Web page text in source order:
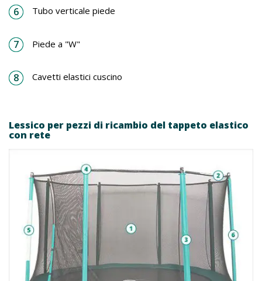
Tubo verticale piede
Piede a "W"
Cavetti elastici cuscino
Lessico per pezzi di ricambio del tappeto elastico
con rete